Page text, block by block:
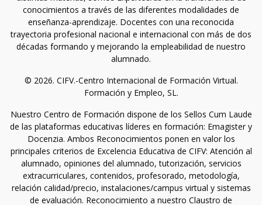
conocimientos a través de las diferentes modalidades de
enseñanza-aprendizaje. Docentes con una reconocida
trayectoria profesional nacional e internacional con más de dos
décadas formando y mejorando la empleabilidad de nuestro
alumnado.
© 2026. CIFV.-Centro Internacional de Formación Virtual.
Formación y Empleo, SL.
Nuestro Centro de Formación dispone de los Sellos Cum Laude
de las plataformas educativas líderes en formación: Emagister y
Docenzia. Ambos Reconocimientos ponen en valor los
principales criterios de Excelencia Educativa de CIFV: Atención al
alumnado, opiniones del alumnado, tutorización, servicios
extracurriculares, contenidos, profesorado, metodología,
relación calidad/precio, instalaciones/campus virtual y sistemas
de evaluación. Reconocimiento a nuestro Claustro de